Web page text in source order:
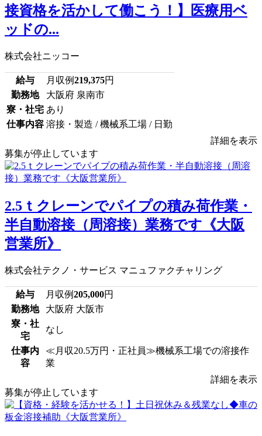
接資格を活かして働こう！】医療用ベ
ッドの...
株式会社ニッコー
給与 月収例219,375円
勤務地
大阪府 泉南市
寮・社宅 あり
仕事内容 溶接・製造 / 機械系工場 / 日勤
詳細を表示
募集が停止しています
2.5ｔクレーンでパイプの積み荷作業・
半自動溶接（周溶接）業務です《大阪
営業所》
株式会社テクノ・サービス マニュファクチャリング
給与 月収例205,000円
勤務地
大阪府 大阪市
寮・社
宅
なし
仕事内
容
≪月収20.5万円・正社員≫機械系工場での溶接作
業
詳細を表示
募集が停止しています